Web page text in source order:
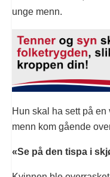
unge menn.
Hun skal ha sett på
menn kom gående
«Se på den tispa i